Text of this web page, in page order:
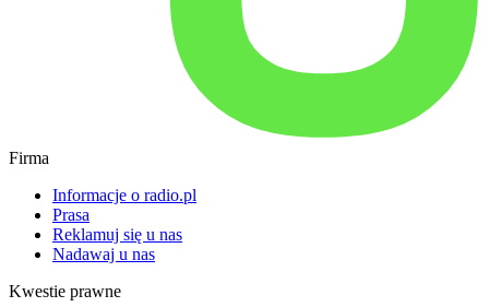
Firma
Informacje o radio.pl
Prasa
Reklamuj się u nas
Nadawaj u nas
Kwestie prawne